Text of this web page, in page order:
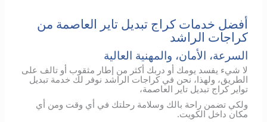
أفضل خدمات كراج تبديل تاير العاصمة من
كراجات الراشد
السرعة، الأمان، والمهنية العالية
لا شيء يفسد يومك أو دربك أكثر من إطار مثقوب أو تالف على
الطريق، ولهذا، نحن في كراجات الراشد نوفر لك خدمة تبديل
تواير كراج تبديل تاير العاصمة،
ولكي تضمن راحة بالك وسلامة رحلتك في أي وقت ومن أي
مكان داخل الكويت.